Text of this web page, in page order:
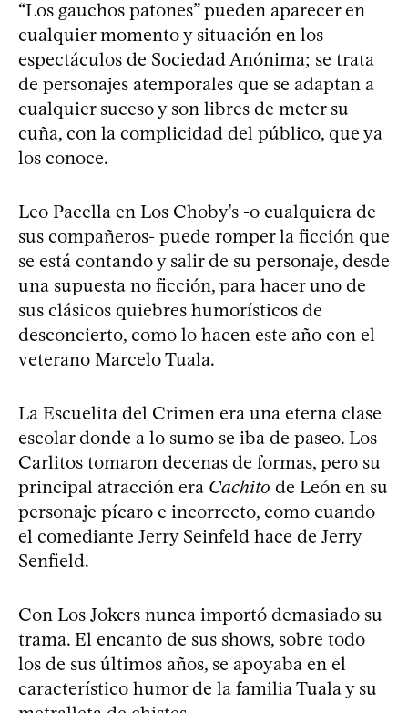
“Los gauchos patones” pueden aparecer en
cualquier momento y situación en los
espectáculos de Sociedad Anónima; se trata
de personajes atemporales que se adaptan a
cualquier suceso y son libres de meter su
cuña, con la complicidad del público, que ya
los conoce.
Leo Pacella en Los Choby's -o cualquiera de
sus compañeros- puede romper la ficción que
se está contando y salir de su personaje, desde
una supuesta no ficción, para hacer uno de
sus clásicos quiebres humorísticos de
desconcierto, como lo hacen este año con el
veterano Marcelo Tuala.
La Escuelita del Crimen era una eterna clase
escolar donde a lo sumo se iba de paseo. Los
Carlitos tomaron decenas de formas, pero su
principal atracción era Cachito de León en su
personaje pícaro e incorrecto, como cuando
el comediante Jerry Seinfeld hace de Jerry
Senfield.
Con Los Jokers nunca importó demasiado su
trama. El encanto de sus shows, sobre todo
los de sus últimos años, se apoyaba en el
característico humor de la familia Tuala y su